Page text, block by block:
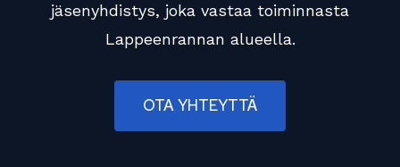
jäsenyhdistys, joka vastaa toiminnasta
Lappeenrannan alueella.
OTA YHTEYTTÄ